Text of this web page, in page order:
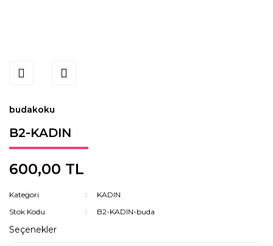
budakoku
B2-KADIN
600,00 TL
Kategori
KADIN
Stok Kodu
B2-KADIN-buda
Seçenekler